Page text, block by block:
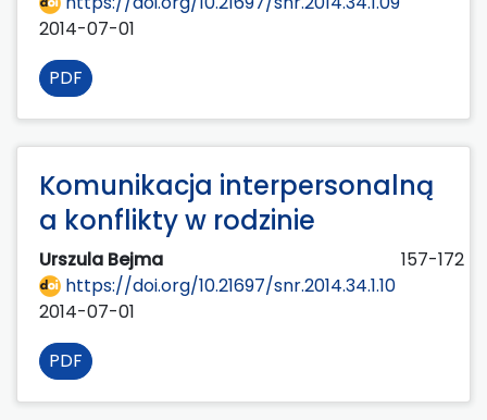
2014-07-01
PDF
Komunikacja interpersonalną
a konflikty w rodzinie
Urszula Bejma
157-172
https://doi.org/10.21697/snr.2014.34.1.10
2014-07-01
PDF